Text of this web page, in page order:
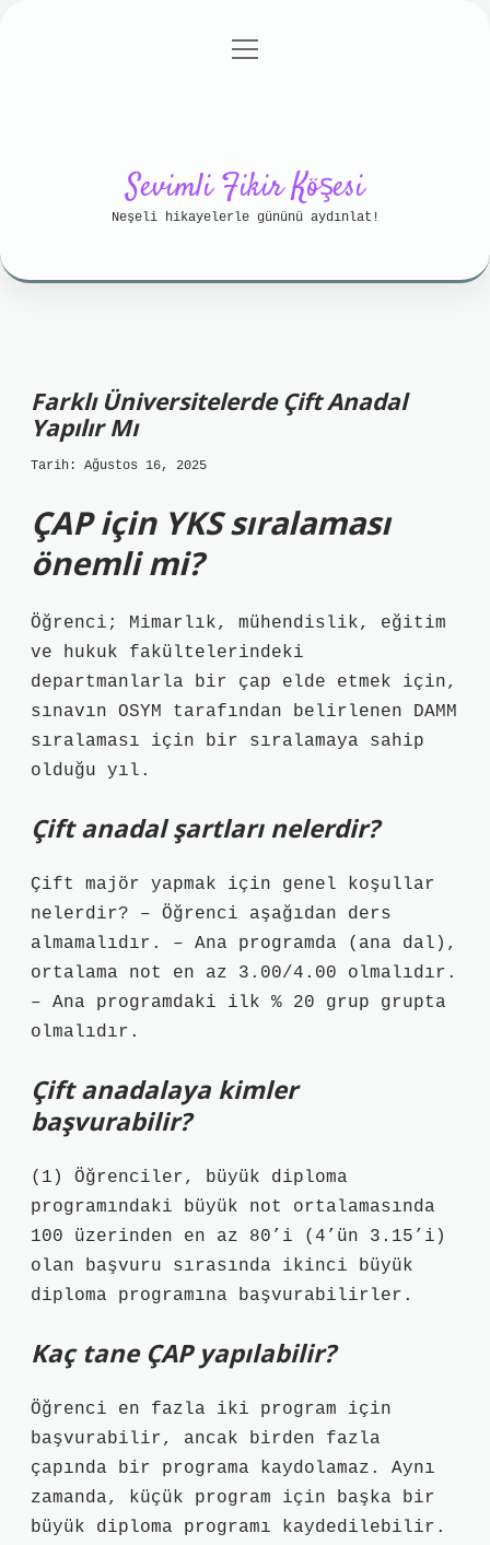
Gizlilik Politikası
menüyü
Sevimli Fikir Köşesi
Neşeli hikayelerle gününü aydınlat!
Farklı Üniversitelerde Çift Anadal
Yapılır Mı
Tarih: Ağustos 16, 2025
ÇAP için YKS sıralaması
önemli mi?
Öğrenci; Mimarlık, mühendislik, eğitim
ve hukuk fakültelerindeki
departmanlarla bir çap elde etmek için,
sınavın OSYM tarafından belirlenen DAMM
sıralaması için bir sıralamaya sahip
olduğu yıl.
Çift anadal şartları nelerdir?
Çift majör yapmak için genel koşullar
nelerdir? – Öğrenci aşağıdan ders
almamalıdır. – Ana programda (ana dal),
ortalama not en az 3.00/4.00 olmalıdır.
– Ana programdaki ilk % 20 grup grupta
olmalıdır.
Çift anadalaya kimler
başvurabilir?
(1) Öğrenciler, büyük diploma
programındaki büyük not ortalamasında
100 üzerinden en az 80’i (4’ün 3.15’i)
olan başvuru sırasında ikinci büyük
diploma programına başvurabilirler.
Kaç tane ÇAP yapılabilir?
Öğrenci en fazla iki program için
başvurabilir, ancak birden fazla
çapında bir programa kaydolamaz. Aynı
zamanda, küçük program için başka bir
büyük diploma programı kaydedilebilir.